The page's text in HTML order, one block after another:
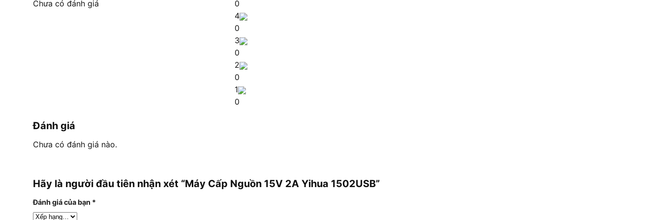
Chưa có đánh giá
0
4
0
3
0
2
0
1
0
Đánh giá
Chưa có đánh giá nào.
Hãy là người đầu tiên nhận xét “Máy Cấp Nguồn 15V 2A Yihua 1502USB”
Đánh giá của bạn *